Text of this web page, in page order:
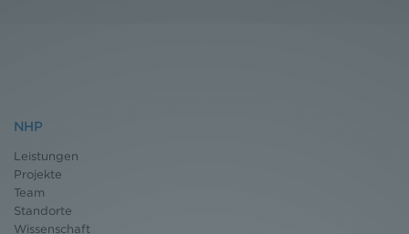
NHP
Leistungen
Projekte
Team
Standorte
Wissenschaft